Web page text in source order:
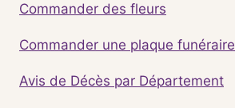
Commander des fleurs
Commander une plaque funéraire
Avis de Décès par Département